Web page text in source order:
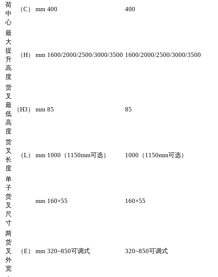
荷
中
心
（C） mm 400 400
最
大
提
升
高
度
（H） mm 1600/2000/2500/3000/3500 1600/2000/2500/3000/3500
货
叉
最
低
高
度
（H3） mm 85 85
货
叉
长
度
（L） mm 1000（1150mm可选） 1000（1150mm可选）
单
子
货
叉
尺
寸
mm 160×55 160×55
两
货
叉
外
宽
（E） mm 320~850可调式 320~850可调式